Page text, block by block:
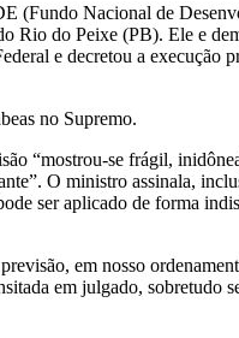
(Fundo Nacional de
Rio do Peixe (PB). Ele e
e decretou a execução
no Supremo.
“mostrou-se frágil,
O ministro assinala,
ser aplicado de forma
em nosso
em julgado, sobretudo